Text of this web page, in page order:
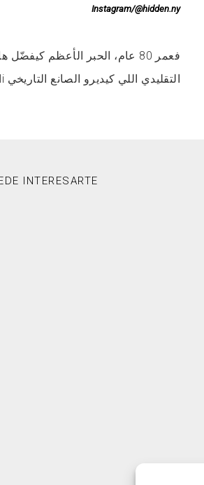
Instagram/@hidden.ny
فعمر 80 عام، الحبر الأعظم
التقليدي اللي كيديرو الصانع التاريخي Adriano Stefanelli.
INTERESARTE